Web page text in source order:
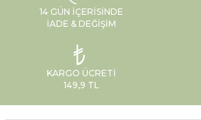
14 GÜN İÇERISINDE
İADE & DEĞIŞIM
KARGO ÜCRETI
149,9 TL